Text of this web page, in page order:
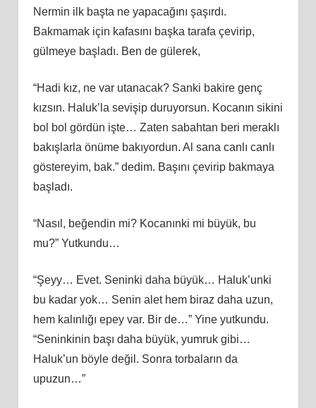
Nermin ilk başta ne yapacağını şaşırdı.
Bakmamak için kafasını başka tarafa çevirip,
gülmeye başladı. Ben de gülerek,
“Hadi kız, ne var utanacak? Sanki bakire genç
kızsın. Haluk’la sevişip duruyorsun. Kocanın sikini
bol bol gördün işte… Zaten sabahtan beri meraklı
bakışlarla önüme bakıyordun. Al sana canlı canlı
göstereyim, bak.” dedim. Başını çevirip bakmaya
başladı.
“Nasıl, beğendin mi? Kocanınki mi büyük, bu
mu?” Yutkundu…
“Şeyy… Evet. Seninki daha büyük… Haluk’unki
bu kadar yok… Senin alet hem biraz daha uzun,
hem kalınlığı epey var. Bir de…” Yine yutkundu.
“Seninkinin başı daha büyük, yumruk gibi…
Haluk’un böyle değil. Sonra torbaların da
upuzun…”